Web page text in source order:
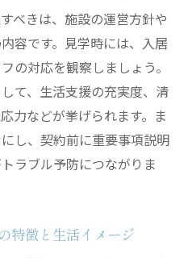
るグループホームの特徴
るグループホームの支援
グループホームの実情を
の多様な入居者への対応
べきは、施設の運営方針や
容です。見学時には、入居
の対応を観察しましょう。
て、生活支援の充実度、清
力などが挙げられます。ま
し、契約前に重要事項説明
ラブル予防につながりま
特徴と生活イメージ